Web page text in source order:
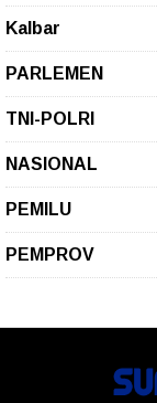
Kalbar
PARLEMEN
TNI-POLRI
NASIONAL
PEMILU
PEMPROV